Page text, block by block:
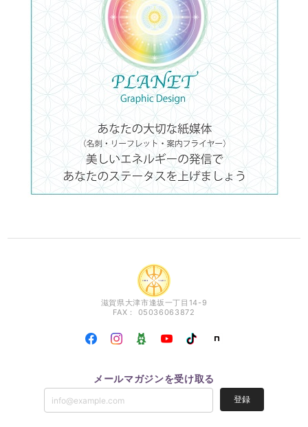
滋賀県大津市逢坂一丁目14-9
FAX： 05036063872
メールマガジンを受け取る
登録